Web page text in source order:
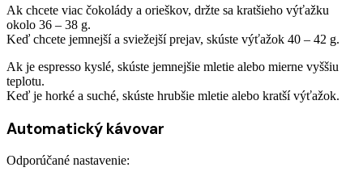
Ak chcete viac čokolády a orieškov, držte sa kratšieho výťažku
okolo 36 – 38 g.
Keď chcete jemnejší a sviežejší prejav, skúste výťažok 40 – 42 g.
Ak je espresso kyslé, skúste jemnejšie mletie alebo mierne vyššiu
teplotu.
Keď je horké a suché, skúste hrubšie mletie alebo kratší výťažok.
Automatický kávovar
Odporúčané nastavenie: